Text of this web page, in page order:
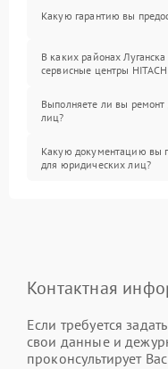
Какую гарантию вы
В каких районах Луганска
сервисные центры
Выполняете ли вы
лиц?
Какую документацию вы
для юридических лиц?
Контактная
Если требуется
свои данные и
проконсультирует